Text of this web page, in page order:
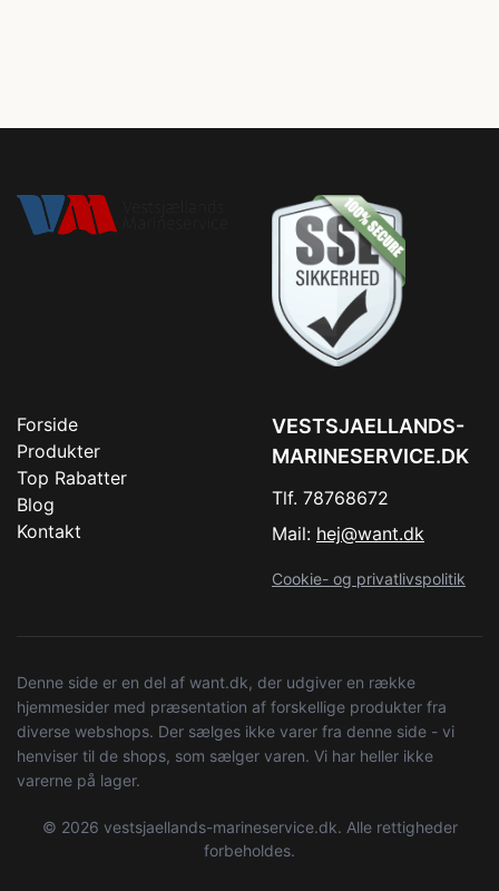
Forside
Produkter
Top Rabatter
Blog
Kontakt
VESTSJAELLANDS-
MARINESERVICE.DK
Tlf. 78768672
Mail: hej@want.dk
Cookie- og privatlivspolitik
Denne side er en del af want.dk, der udgiver en række
hjemmesider med præsentation af forskellige produkter fra
diverse webshops. Der sælges ikke varer fra denne side - vi
henviser til de shops, som sælger varen. Vi har heller ikke
varerne på lager.
© 2026 vestsjaellands-marineservice.dk. Alle rettigheder
forbeholdes.